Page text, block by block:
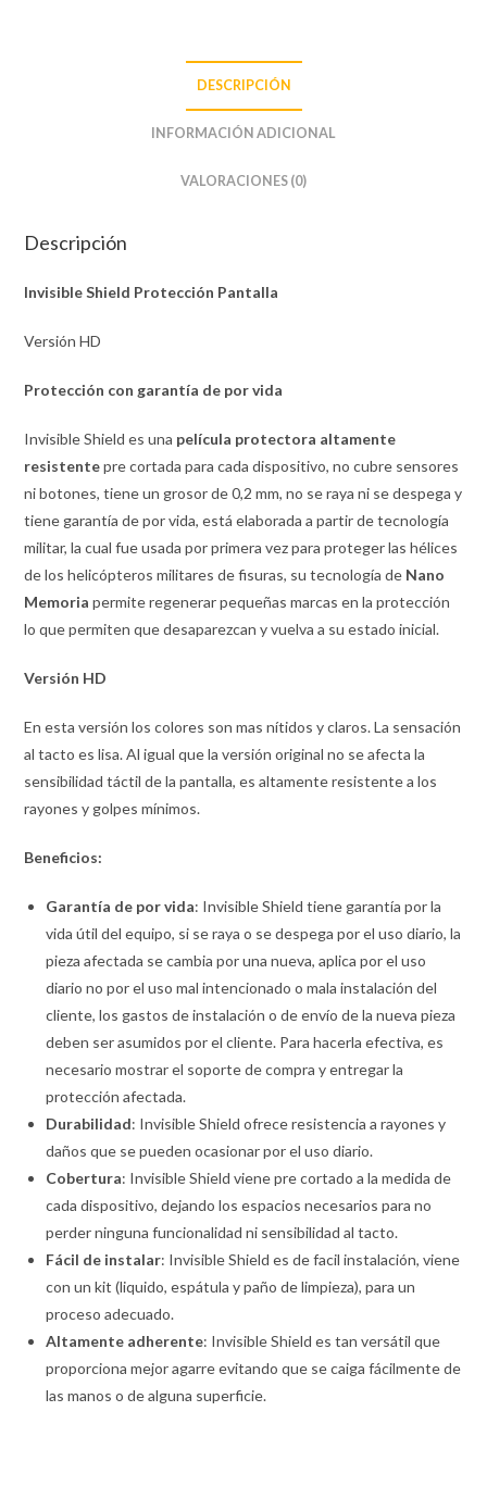
DESCRIPCIÓN
INFORMACIÓN ADICIONAL
VALORACIONES (0)
Descripción
Invisible Shield Protección Pantalla
Versión HD
Protección con garantía de por vida
Invisible Shield es una película protectora altamente
resistentepre cortada para cada dispositivo, no cubre sensores
ni botones, tiene un grosor de 0,2 mm, no se raya ni se despega y
tiene garantía de por vida, está elaborada a partir de tecnología
militar, la cual fue usada por primera vez para proteger las hélices
de los helicópteros militares de fisuras, su tecnología de Nano
Memoria permite regenerar pequeñas marcas en la protección
lo que permiten que desaparezcan y vuelva a su estado inicial.
Versión HD
En esta versión los colores son mas nítidos y claros. La sensación
al tacto es lisa. Al igual que la versión original no se afecta la
sensibilidad táctil de la pantalla, es altamente resistente a los
rayones y golpes mínimos.
Beneficios:
Garantía de por vida: Invisible Shield tiene garantía por la
vida útil del equipo, si se raya o se despega por el uso diario, la
pieza afectada se cambia por una nueva, aplica por el uso
diario no por el uso mal intencionado o mala instalación del
cliente, los gastos de instalación o de envío de la nueva pieza
deben ser asumidos por el cliente. Para hacerla efectiva, es
necesario mostrar el soporte de compra y entregar la
protección afectada.
Durabilidad: Invisible Shield ofrece resistencia a rayones y
daños que se pueden ocasionar por el uso diario.
Cobertura: Invisible Shield viene pre cortado a la medida de
cada dispositivo, dejando los espacios necesarios para no
perder ninguna funcionalidad ni sensibilidad al tacto.
Fácil de instalar: Invisible Shield es de facil instalación, viene
con un kit (liquido, espátula y paño de limpieza), para un
proceso adecuado.
Altamente adherente: Invisible Shield es tan versátil que
proporciona mejor agarre evitando que se caiga fácilmente de
las manos o de alguna superficie.